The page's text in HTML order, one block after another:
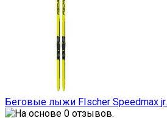
Беговые лыжи FIscher Speedmax jr.